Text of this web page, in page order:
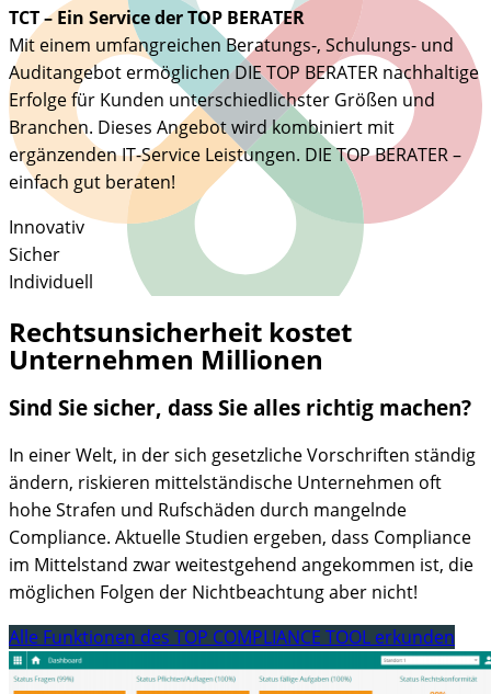
TCT – Ein Service der TOP BERATER
Mit einem umfangreichen Beratungs-, Schulungs- und
Auditangebot ermöglichen DIE TOP BERATER nachhaltige
Erfolge für Kunden unterschiedlichster Größen und
Branchen. Dieses Angebot wird kombiniert mit
ergänzenden IT-Service Leistungen. DIE TOP BERATER –
einfach gut beraten!
Innovativ
Sicher
Individuell
Rechtsunsicherheit kostet
Unternehmen Millionen
Sind Sie sicher, dass Sie alles richtig machen?
In einer Welt, in der sich gesetzliche Vorschriften ständig
ändern, riskieren mittelständische Unternehmen oft
hohe Strafen und Rufschäden durch mangelnde
Compliance. Aktuelle Studien ergeben, dass Compliance
im Mittelstand zwar weitestgehend angekommen ist, die
möglichen Folgen der Nichtbeachtung aber nicht!
Alle Funktionen des TOP COMPLIANCE TOOL erkunden